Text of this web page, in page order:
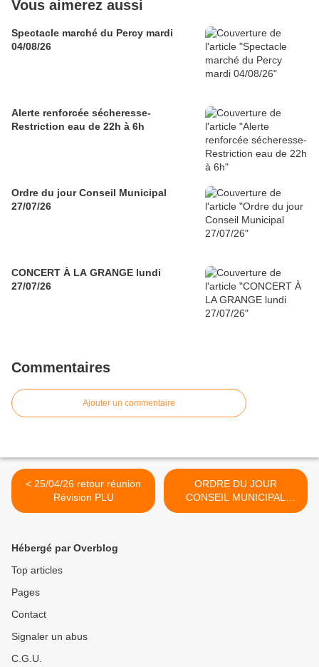
Vous aimerez aussi
Spectacle marché du Percy mardi
04/08/26
Alerte renforcée sécheresse-
Restriction eau de 22h à 6h
Ordre du jour Conseil Municipal
27/07/26
CONCERT À LA GRANGE lundi
27/07/26
Commentaires
Ajouter un commentaire
< 25/04/26 retour réunion
Révision PLU
ORDRE DU JOUR
CONSEIL MUNICIPAL
18/05/26 >
Hébergé par Overblog
Top articles
Pages
Contact
Signaler un abus
C.G.U.